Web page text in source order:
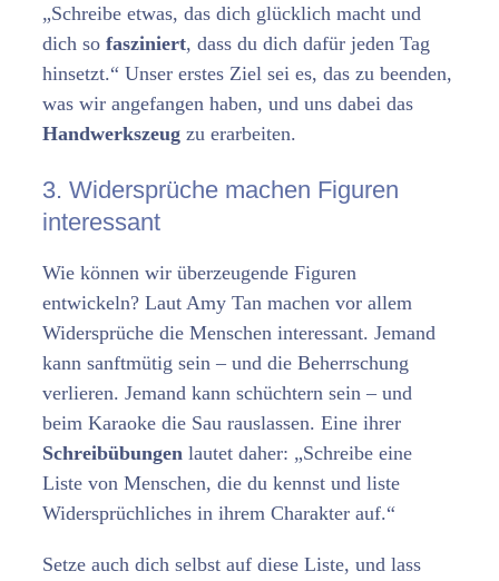
„Schreibe etwas, das dich glücklich macht und
dich so fasziniert, dass du dich dafür jeden Tag
hinsetzt.“ Unser erstes Ziel sei es, das zu beenden,
was wir angefangen haben, und uns dabei das
Handwerkszeug zu erarbeiten.
3. Widersprüche machen Figuren
interessant
Wie können wir überzeugende Figuren
entwickeln? Laut Amy Tan machen vor allem
Widersprüche die Menschen interessant. Jemand
kann sanftmütig sein – und die Beherrschung
verlieren. Jemand kann schüchtern sein – und
beim Karaoke die Sau rauslassen. Eine ihrer
Schreibübungen lautet daher: „Schreibe eine
Liste von Menschen, die du kennst und liste
Widersprüchliches in ihrem Charakter auf.“
Setze auch dich selbst auf diese Liste, und lass